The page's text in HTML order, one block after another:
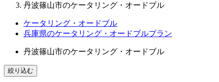
丹波篠山市のケータリング・オードブル
ケータリング・オードブル
兵庫県のケータリング・オードブルプラン
丹波篠山市のケータリング・オードブル
絞り込む